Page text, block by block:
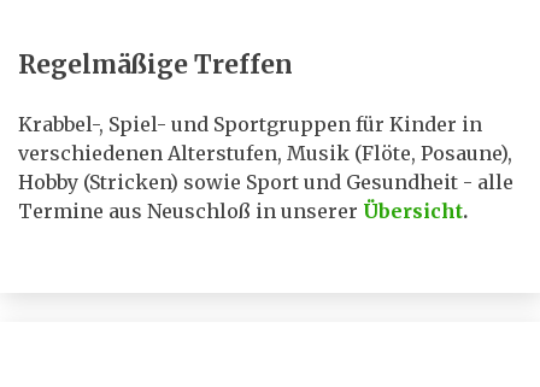
Regelmäßige Treffen
Krabbel-, Spiel- und Sportgruppen für Kinder in
verschiedenen Alterstufen, Musik (Flöte, Posaune),
Hobby (Stricken) sowie Sport und Gesundheit - alle
Termine aus Neuschloß in unserer Übersicht.